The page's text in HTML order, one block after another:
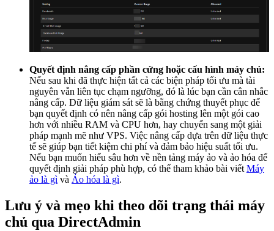
Quyết định nâng cấp phần cứng hoặc cấu hình máy chủ:
Nếu sau khi đã thực hiện tất cả các biện pháp tối ưu mà tài
nguyên vẫn liên tục chạm ngưỡng, đó là lúc bạn cần cân nhắc
nâng cấp. Dữ liệu giám sát sẽ là bằng chứng thuyết phục để
bạn quyết định có nên nâng cấp gói hosting lên một gói cao
hơn với nhiều RAM và CPU hơn, hay chuyển sang một giải
pháp mạnh mẽ như VPS. Việc nâng cấp dựa trên dữ liệu thực
tế sẽ giúp bạn tiết kiệm chi phí và đảm bảo hiệu suất tối ưu.
Nếu bạn muốn hiểu sâu hơn về nền tảng máy ảo và ảo hóa để
quyết định giải pháp phù hợp, có thể tham khảo bài viết Máy
ảo là gì và Ảo hóa là gì.
Lưu ý và mẹo khi theo dõi trạng thái máy
chủ qua DirectAdmin